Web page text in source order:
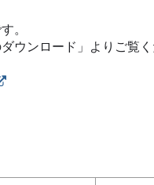
。
ウンロード」よりご覧く